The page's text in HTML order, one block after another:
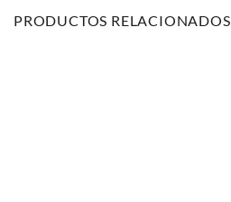
PRODUCTOS RELACIONADOS